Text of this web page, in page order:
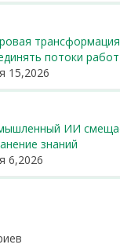
потоки работ
15,2026
ИИ
знаний
6,2026